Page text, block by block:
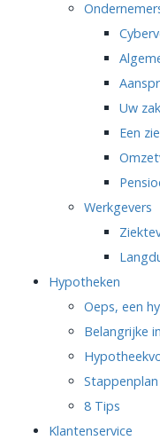
Uw
Een
Werkgevers
Hypotheken
Oeps, een
Belangrijke
Stappenplan
8 Tips
Klantenservice